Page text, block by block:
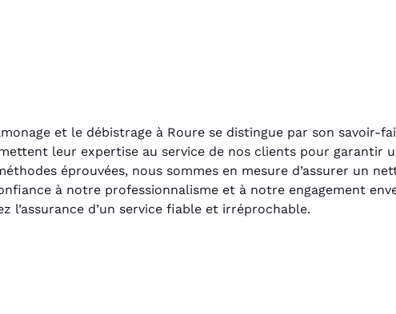
et le débistrage à Roure se distingue par son savoir-
leur expertise au service de nos clients pour garantir
éprouvées, nous sommes en mesure d’assurer un
à notre professionnalisme et à notre engagement
l’assurance d’un service fiable et irréprochable.